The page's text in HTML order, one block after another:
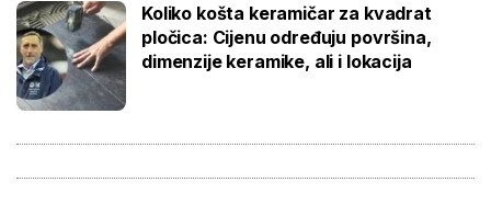
Koliko košta keramičar za kvadrat
pločica: Cijenu određuju površina,
dimenzije keramike, ali i lokacija